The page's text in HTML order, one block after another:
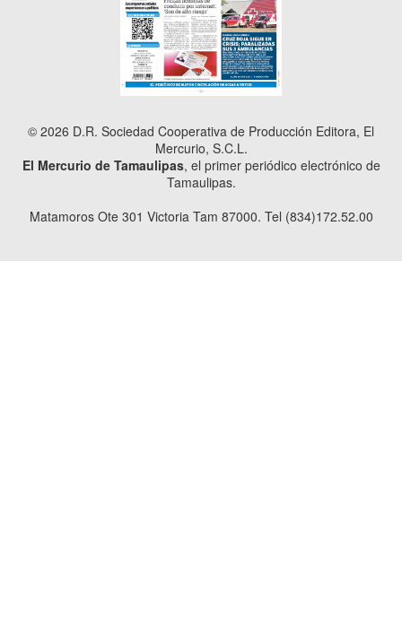
© 2026 D.R. Sociedad Cooperativa de Producción Editora, El
Mercurio, S.C.L.
El Mercurio de Tamaulipas, el primer periódico electrónico de
Tamaulipas.
Matamoros Ote 301 Victoria Tam 87000. Tel (834)172.52.00